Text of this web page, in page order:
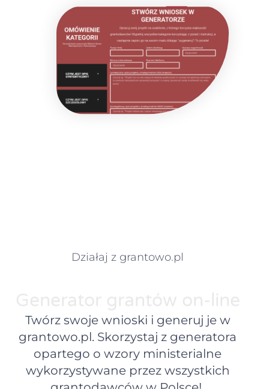
Działaj z grantowo.pl
Twórz swoje wnioski i generuj je w
grantowo.pl. Skorzystaj z generatora
opartego o wzory ministerialne
wykorzystywane przez wszystkich